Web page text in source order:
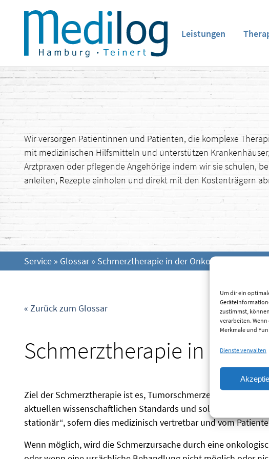
Um dir ein
zustimmst,
verarbeiten.
Merkmale und
Dienste verwalten
Leistungen
Wir versorgen Patientinnen und Patienten, die komplexe
mit medizinischen Hilfsmitteln und unterstützen
Arztpraxen oder pflegende Angehörige indem wir sie schulen,
anleiten, Rezepte einholen und direkt mit den Kostenträgern
Service » Glossar» Schmerztherapie in der Onkologie
« Zurück zum Glossar
Schmerztherapie in der
Ziel der Schmerztherapie ist es, Tumorschmerzen möglichst
aktuellen wissenschaftlichen Standards und soll
stationär“, sofern dies medizinisch vertretbar und vom
Wenn möglich, wird die Schmerzursache durch eine